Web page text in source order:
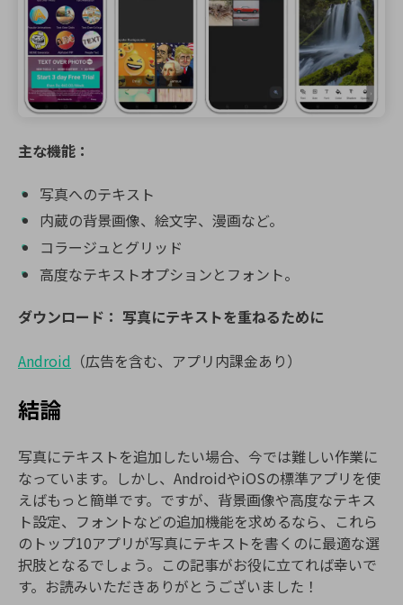
主な機能：
写真へのテキスト
内蔵の背景画像、絵文字、漫画など。
コラージュとグリッド
高度なテキストオプションとフォント。
ダウンロード： 写真にテキストを重ねるために
Android （広告を含む、アプリ内課金あり）
結論
写真にテキストを追加したい場合、今では難しい作業に
なっています。しかし、AndroidやiOSの標準アプリを使
えばもっと簡単です。ですが、背景画像や高度なテキス
ト設定、フォントなどの追加機能を求めるなら、これら
のトップ10アプリが写真にテキストを書くのに最適な選
択肢となるでしょう。この記事がお役に立てれば幸いで
す。お読みいただきありがとうございました！